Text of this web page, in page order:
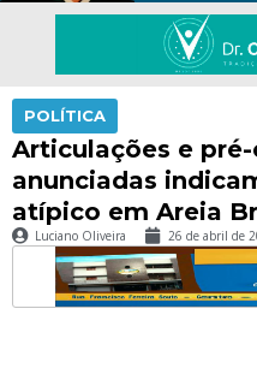
POLÍTICA
Articulações e
anunciadas
atípico em Areia
Luciano Oliveira 26 de abril de